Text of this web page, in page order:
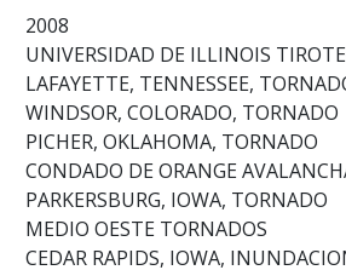
2008
UNIVERSIDAD DE ILLINOIS
LAFAYETTE, TENNESSEE,
WINDSOR, COLORADO, TORNADO
PICHER, OKLAHOMA, TORNADO
CONDADO DE ORANGE
PARKERSBURG, IOWA, TORNADO
MEDIO OESTE TORNADOS
CEDAR RAPIDS, IOWA,